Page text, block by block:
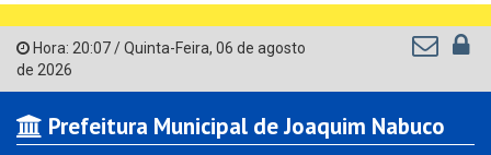
Hora: 20:07/Quinta-Feira, 06 de agosto
de 2026
Prefeitura Municipal de Joaquim Nabuco